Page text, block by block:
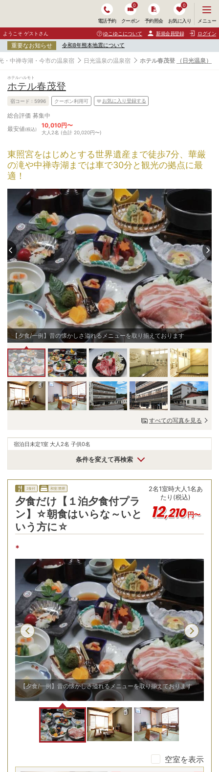
電話予約 クーポン
0
予約照会 お気に入り
0
ニ
ュ
ー
開
く
メニュー
ようこそ ゲストさん ゆこゆこについて 新規会員登録 ログイン
重要なお知らせ 令和8年熊本地震について
・中禅寺湖・今市の温泉宿 日光温泉の温泉宿 ホテル春茂登 （日光温泉）
ホテルハルモト
ホテル春茂登
宿コード : 5996 クーポン利用可 お気に入り登録する
総合評価 募集中
最安値(税込)
10,010円〜
大人2名 (合計 20,020円〜)
東照宮をはじめとする世界遺産まで徒歩7分、華厳
の滝や中禅寺湖までは車で30分と観光の拠点に最
適！
【夕食/一例】昔の懐かしさ溢れるメニューを取り揃えております
すべての写真を見る
宿泊日未定1室 大人2名 子供0名
条件を変えて再検索
2食付 和室:禁煙
夕食だけ【１泊夕食付プラ
ン】☆朝食はいらな～いと
いう方に☆
2名1室時大人1名あ
たり(税込)
12,210円〜
*
例】昔の懐かしさ溢れるメニューを取り揃えております
【和室（タイプ指
致します。
空室を表示